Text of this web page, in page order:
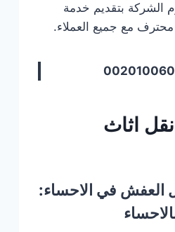
الشركة بتقديم خدمة
محترف مع جميع العملاء.
اثاث
العفش في الاحساء: